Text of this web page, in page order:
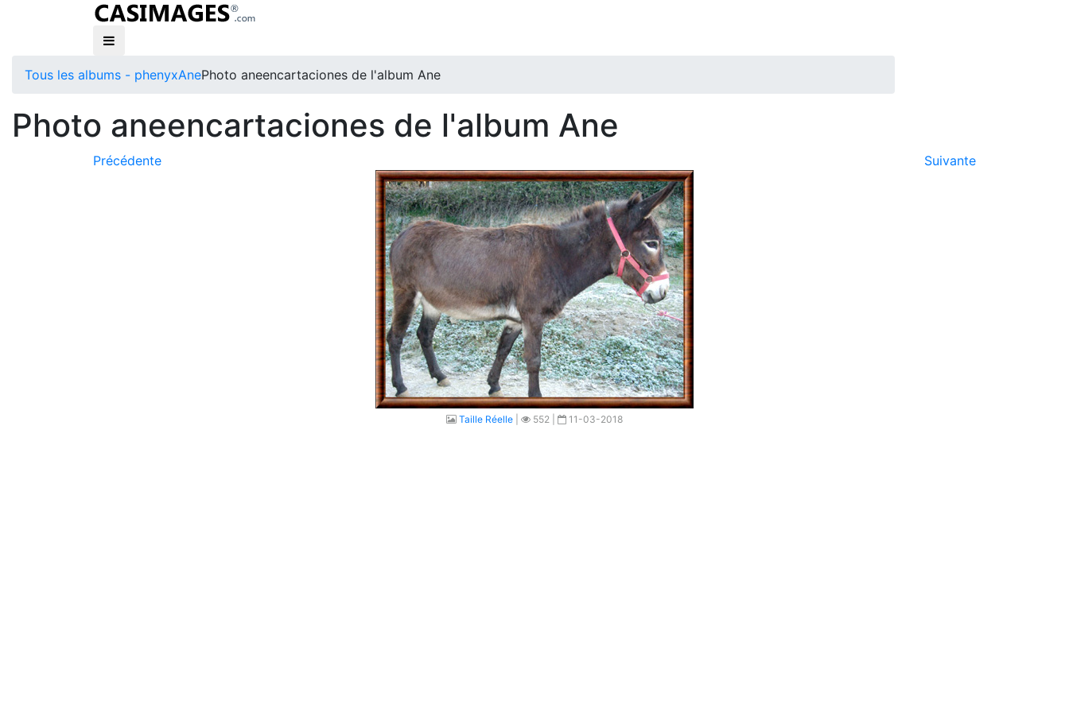
Tous les albums - phenyxAnePhoto aneencartaciones de l'album Ane
Photo aneencartaciones de l'album Ane
Précédente Suivante
Taille Réelle 552 | 11-03-2018